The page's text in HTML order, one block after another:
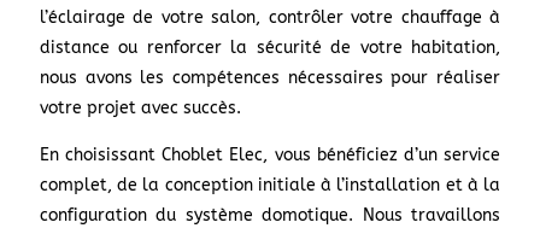
l’éclairage de votre salon, contrôler votre chauffage à
distance ou renforcer la sécurité de votre habitation,
nous avons les compétences nécessaires pour réaliser
votre projet avec succès.
En choisissant Choblet Elec, vous bénéficiez d’un service
complet, de la conception initiale à l’installation et à la
configuration du système domotique. Nous travaillons